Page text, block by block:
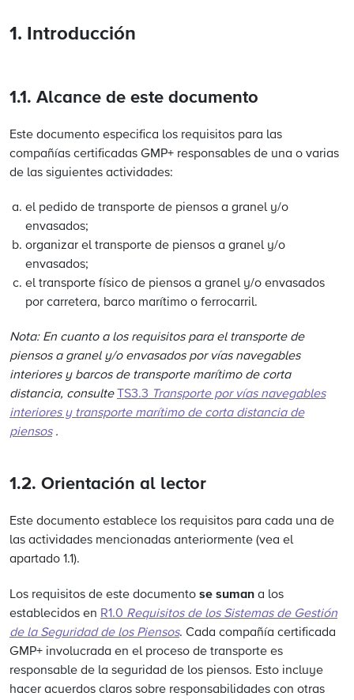
1. Introducción
1.1. Alcance de este documento
Este documento especifica los requisitos para las
compañías certificadas GMP+ responsables de una o varias
de las siguientes actividades:
el pedido de transporte de piensos a granel y/o
envasados;
organizar el transporte de piensos a granel y/o
envasados;
el transporte físico de piensos a granel y/o envasados
por carretera, barco marítimo o ferrocarril.
Nota: En cuanto a los requisitos para el transporte de
piensos a granel y/o envasados por vías navegables
interiores y barcos de transporte marítimo de corta
distancia, consulte
TS3.3 Transporte por vías navegables
interiores y transporte marítimo de corta distancia de
piensos .
1.2. Orientación al lector
Este documento establece los requisitos para cada una de
las actividades mencionadas anteriormente (vea el
apartado 1.1).
Los requisitos de este documento se suman a los
establecidos en R1.0 Requisitos de los Sistemas de Gestión
de la Seguridad de los Piensos. Cada compañía certificada
GMP+ involucrada en el proceso de transporte es
responsable de la seguridad de los piensos. Esto incluye
hacer acuerdos claros sobre responsabilidades con otras